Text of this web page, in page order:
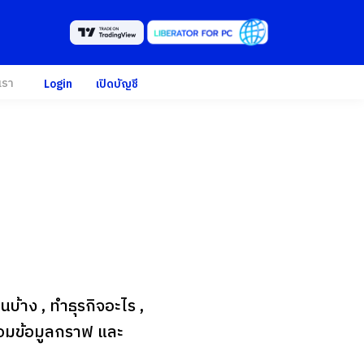
า Login เปิดบัญชี
าง , ทำธุรกิจอะไร ,
มข้อมูลกราฟ และ